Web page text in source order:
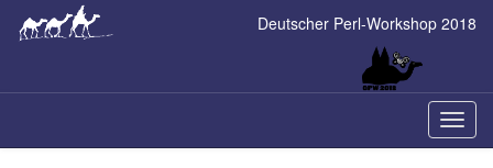
Deutscher Perl-Workshop 2018
ein-/